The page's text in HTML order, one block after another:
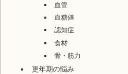
血管
血糖値
認知症
食材
骨・筋力
更年期の悩み